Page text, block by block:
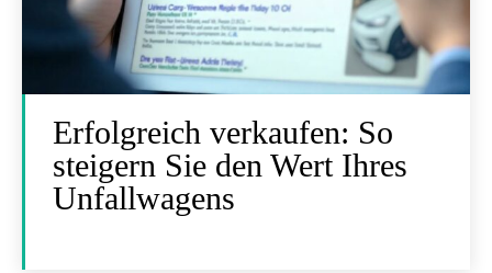
Erfolgreich verkaufen: So
steigern Sie den Wert Ihres
Unfallwagens